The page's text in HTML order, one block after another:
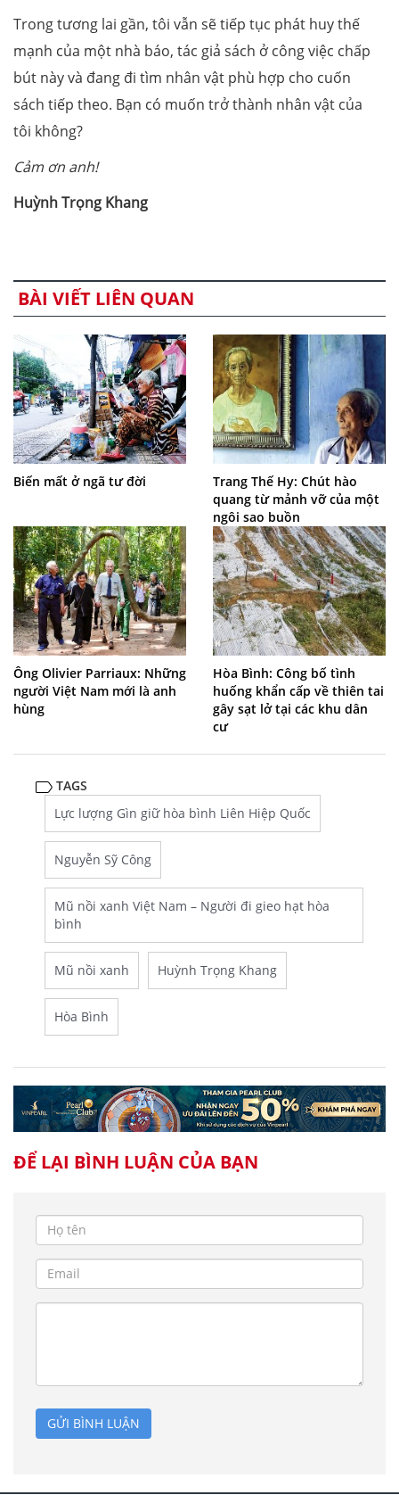
Trong tương lai gần, tôi vẫn sẽ tiếp tục phát huy thế
mạnh của một nhà báo, tác giả sách ở công việc chấp
bút này và đang đi tìm nhân vật phù hợp cho cuốn
sách tiếp theo. Bạn có muốn trở thành nhân vật của
tôi không?
Cảm ơn anh!
Huỳnh Trọng Khang
BÀI VIẾT LIÊN QUAN
Biến mất ở ngã tư đời
Trang Thế Hy: Chút hào
quang từ mảnh vỡ của một
ngôi sao buồn
Ông Olivier Parriaux: Những
người Việt Nam mới là anh
hùng
Hòa Bình: Công bố tình
huống khẩn cấp về thiên tai
gây sạt lở tại các khu dân
cư
TAGS
Lực lượng Gìn giữ hòa bình Liên Hiệp Quốc
Nguyễn Sỹ Công
Mũ nồi xanh Việt Nam – Người đi gieo hạt hòa
bình
Mũ nồi xanh Huỳnh Trọng Khang
Hòa Bình
ĐỂ LẠI BÌNH LUẬN CỦA BẠN
GỬI BÌNH LUẬN